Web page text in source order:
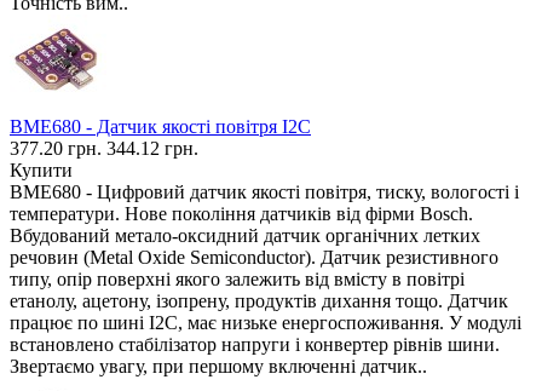
BME680 - Датчик якості повітря I2C
377.20 грн. 344.12 грн.
Купити
BME680 - Цифровий датчик якості повітря, тиску, вологості і
температури. Нове покоління датчиків від фірми Bosch.
Вбудований метало-оксидний датчик органічних летких
речовин (Metal Oxide Semiconductor). Датчик резистивного
типу, опір поверхні якого залежить від вмісту в повітрі
етанолу, ацетону, ізопрену, продуктів дихання тощо. Датчик
працює по шині I2C, має низьке енергоспоживання. У модулі
встановлено стабілізатор напруги і конвертер рівнів шини.
Звертаємо увагу, при першому включенні датчик..